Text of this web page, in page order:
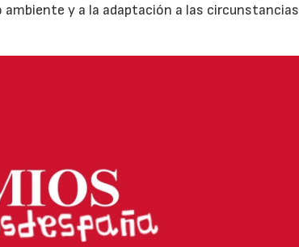
y a la adaptación a las circunstancias